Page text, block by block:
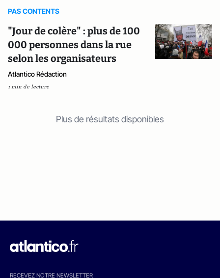
PAS CONTENTS
"Jour de colère" : plus de 100
000 personnes dans la rue
selon les organisateurs
Atlantico Rédaction
1 min de lecture
Plus de résultats disponibles
RECEVEZ NOTRE NEWSLETTER